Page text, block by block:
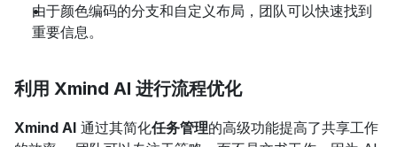
由于颜色编码的分支和自定义布局，团队可以快速找到
重要信息。
利用 Xmind AI 进行流程优化
Xmind AI 通过其简化任务管理的高级功能提高了共享工作